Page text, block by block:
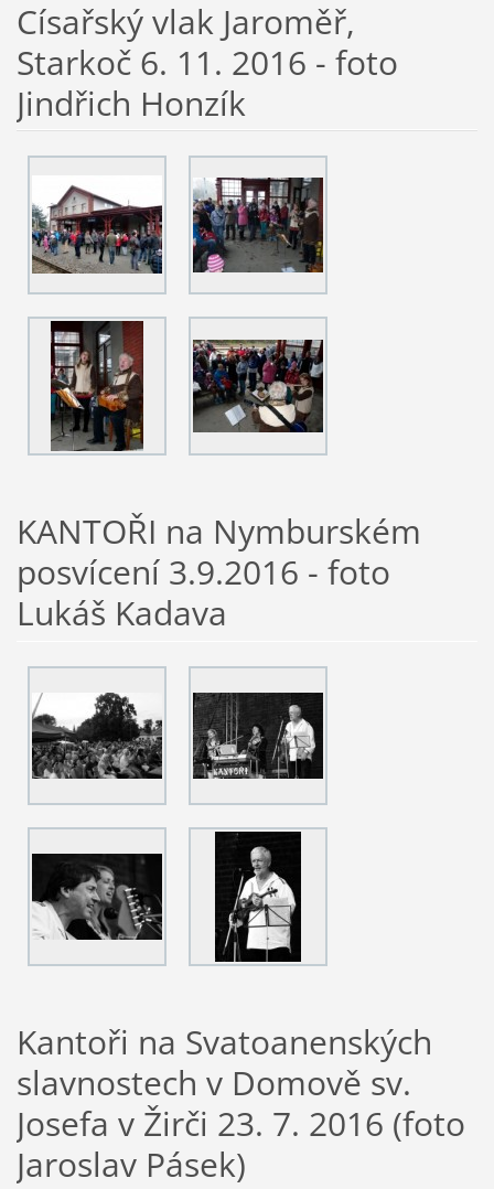
Císařský vlak Jaroměř,
Starkoč 6. 11. 2016 - foto
Jindřich Honzík
KANTOŘI na Nymburském
posvícení 3.9.2016 - foto
Lukáš Kadava
Kantoři na Svatoanenských
slavnostech v Domově sv.
Josefa v Žirči 23. 7. 2016 (foto
Jaroslav Pásek)